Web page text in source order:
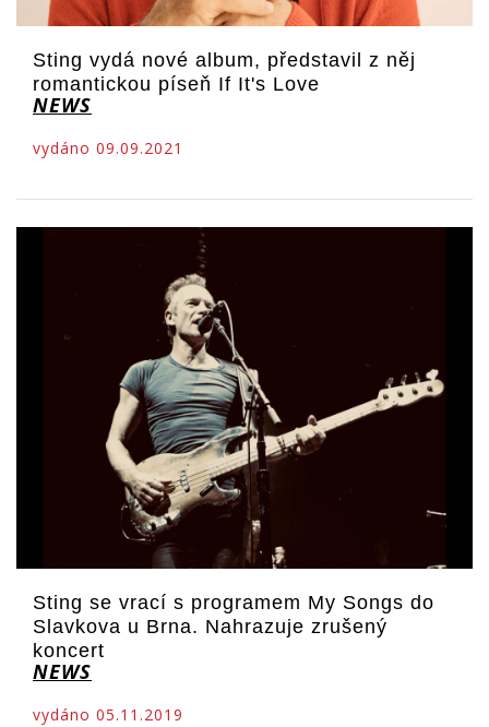
Sting vydá nové album, představil z něj
romantickou píseň If It's Love
NEWS
vydáno 09.09.2021
Sting se vrací s programem My Songs do
Slavkova u Brna. Nahrazuje zrušený
koncert
NEWS
vydáno 05.11.2019